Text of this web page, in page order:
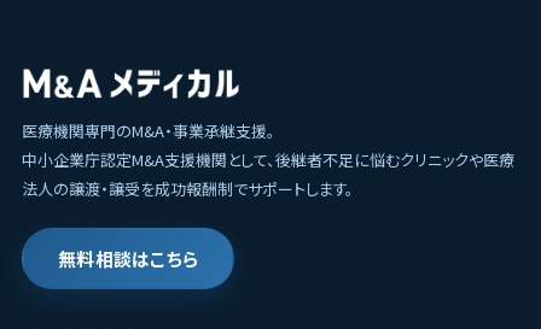
医療機関専門のM&A・事業承継支援。
中小企業庁認定M&A支援機関として、後継者不足に悩むクリニックや医療
法人の譲渡・譲受を成功報酬制でサポートします。
無料相談はこちら